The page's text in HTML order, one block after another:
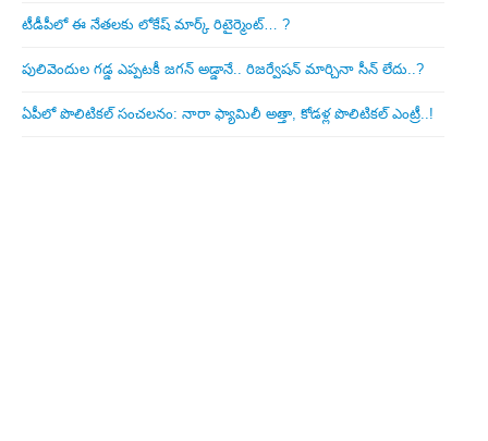
టీడీపీలో ఈ నేత‌ల‌కు లోకేష్ మార్క్ రిటైర్మెంట్‌… ?
పులివెందుల గ‌డ్డ ఎప్ప‌ట‌కీ జ‌గ‌న్ అడ్డానే.. రిజ‌ర్వేష‌న్ మార్చినా సీన్ లేదు..?
ఏపీలో పొలిటిక‌ల్ సంచ‌ల‌నం: నారా ఫ్యామిలీ అత్తా, కోడ‌ళ్ల పొలిటికల్ ఎంట్రీ..!